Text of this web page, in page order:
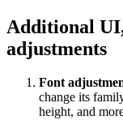
Additional
adjustments
Font
change its
height, and